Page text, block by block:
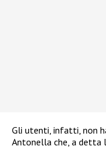
Gli utenti, infatti, non
Antonella che, a detta